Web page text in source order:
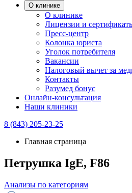
О клинике
О клинике
Лицензии и
Пресс-центр
Колонка юриста
Уголок потребителя
Вакансии
Налоговый вычет за
Контакты
Разумед бонус
Онлайн-консультация
Наши клиники
8 (843) 205-23-25
Главная страница
Петрушка IgE, F86
Анализы по категориям